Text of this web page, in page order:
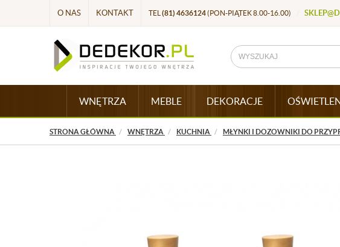
O NAS KONTAKT TEL (81) 4636124(PON-PIĄTEK 8.00-16.00)
WNĘTRZA MEBLE DEKORACJE
STRONA GŁÓWNA WNĘTRZA KUCHNIA MŁYNKI I DOZOWNIKI DO